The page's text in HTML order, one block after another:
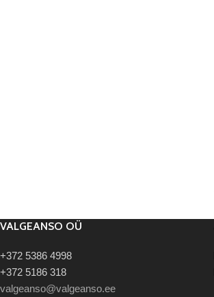
VALGEANSO OÜ
+372 5386 4998
+372 5186 318
valgeanso@valgeanso.ee